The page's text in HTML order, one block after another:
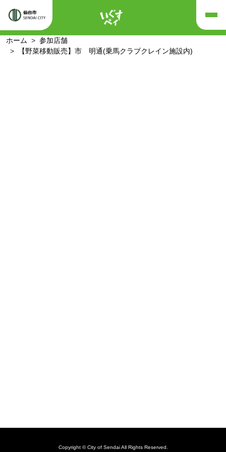
ホーム
参加店舗
【野菜移動販売】市 明通(乗馬クラブクレイン施設内)
Copyright © City of Sendai All Rights Reserved.